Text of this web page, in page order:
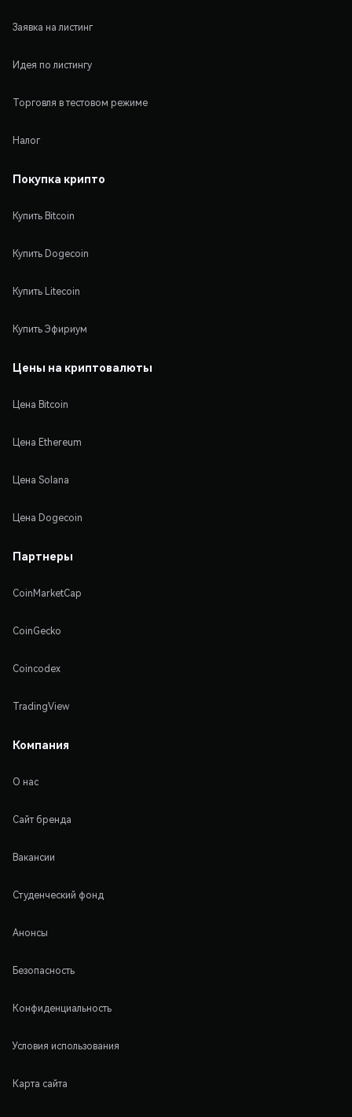
Заявка на листинг
Идея по листингу
Торговля в тестовом режиме
Налог
Покупка крипто
Купить Bitcoin
Купить Dogecoin
Купить Litecoin
Купить Эфириум
Цены на криптовалюты
Цена Bitcoin
Цена Ethereum
Цена Solana
Цена Dogecoin
Партнеры
CoinMarketCap
CoinGecko
Coincodex
TradingView
Компания
О нас
Сайт бренда
Вакансии
Студенческий фонд
Анонсы
Безопасность
Конфиденциальность
Условия использования
Карта сайта